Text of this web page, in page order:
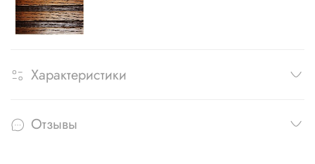
Характеристики
Отзывы